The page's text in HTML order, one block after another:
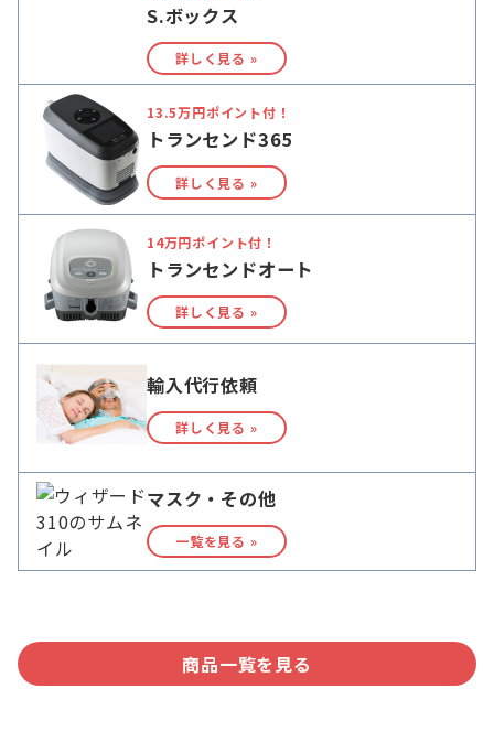
S.ボックス
詳しく見る »
13.5万円ポイント付！
トランセンド365
詳しく見る »
14万円ポイント付！
トランセンドオート
詳しく見る »
輸入代行依頼
詳しく見る »
マスク・その他
一覧を見る »
商品一覧を見る